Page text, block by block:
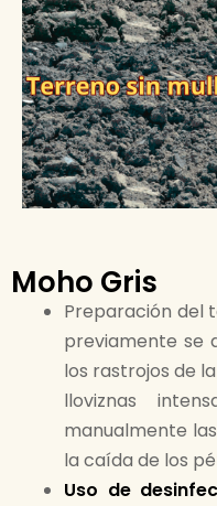
Moho Gris
Preparación del
previamente se
los rastrojos de
lloviznas
manualmente
la caída de los
Uso de